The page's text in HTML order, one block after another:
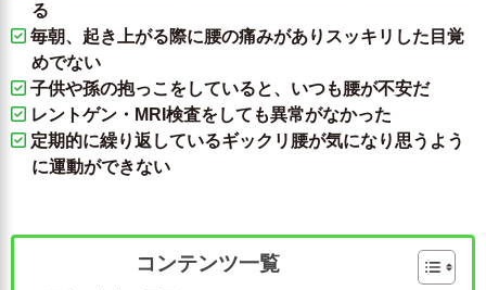
る
毎朝、起き上がる際に腰の痛みがありスッキリした目覚
めでない
子供や孫の抱っこをしていると、いつも腰が不安だ
レントゲン・MRI検査をしても異常がなかった
定期的に繰り返しているギックリ腰が気になり思うよう
に運動ができない
コンテンツ一覧